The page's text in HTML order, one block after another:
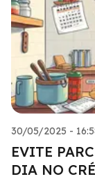
30/05/2025 -
EVITE
DIA NO